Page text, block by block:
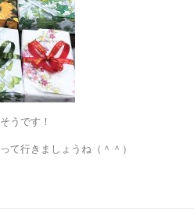
うです！
て行きましょうね（＾＾）